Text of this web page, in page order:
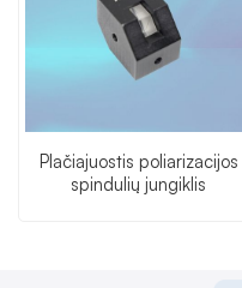
Plačiajuostis poliarizacijos
spindulių jungiklis